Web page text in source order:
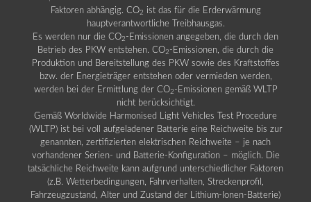
Faktoren abhängig. CO2 ist das für die Erderwärmung
hauptverantwortliche Treibhausgas.
Es werden nur die CO2 -Emissionen angegeben, die durch den
Betrieb des PKW entstehen. CO2 -Emissionen, die durch die
Produktion und Bereitstellung des PKW sowie des Kraftstoffes
bzw. der Energieträger entstehen oder vermieden werden,
werden bei der Ermittlung der CO2 -Emissionen gemäß WLTP
nicht berücksichtigt.
Gemäß Worldwide Harmonised Light Vehicles Test Procedure
(WLTP) ist bei voll aufgeladener Batterie eine Reichweite bis zur
genannten, zertifizierten elektrischen Reichweite – je nach
vorhandener Serien- und Batterie-Konfiguration – möglich. Die
tatsächliche Reichweite kann aufgrund unterschiedlicher Faktoren
(z.B. Wetterbedingungen, Fahrverhalten, Streckenprofil,
Fahrzeugzustand, Alter und Zustand der Lithium-Ionen-Batterie)